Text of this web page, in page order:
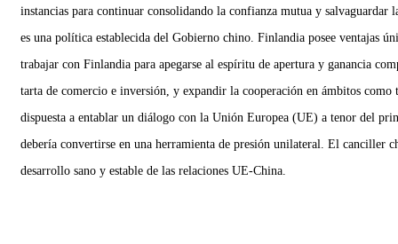
instancias para continuar consolidando la confianza mutua y
es una política establecida del Gobierno chino. Finlandia posee ventajas
trabajar con Finlandia para apegarse al espíritu de apertura y ganancia
tarta de comercio e inversión, y expandir la cooperación en ámbitos
dispuesta a entablar un diálogo con la Unión Europea (UE) a tenor del
debería convertirse en una herramienta de presión unilateral. El canciller
desarrollo sano y estable de las relaciones UE-China.